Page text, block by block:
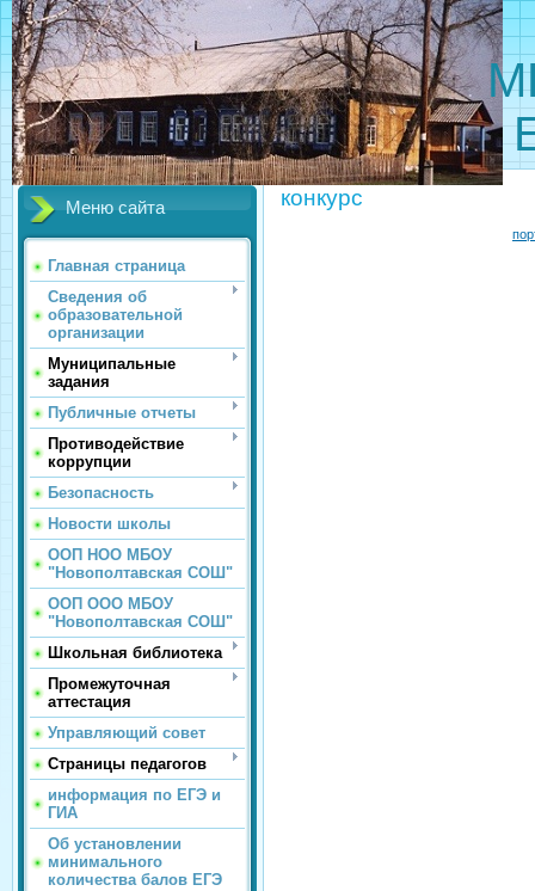
МБОУ
Меню сайта
Главная страница
Сведения об
образовательной
организации
Муниципальные
задания
Публичные отчеты
Противодействие
коррупции
Безопасность
Новости школы
ООП НОО МБОУ
"Новополтавская СОШ"
ООП ООО МБОУ
"Новополтавская СОШ"
Школьная библиотека
Промежуточная
аттестация
Управляющий совет
Страницы педагогов
информация по ЕГЭ и
ГИА
Об установлении
минимального
количества балов ЕГЭ
конкурс